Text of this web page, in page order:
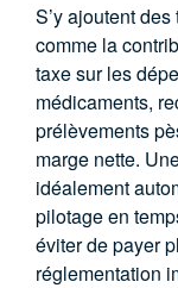
S’y ajoutent
comme la
taxe sur les
médicaments,
prélèvements
marge nette.
idéalement
pilotage en
éviter de payer
réglementation